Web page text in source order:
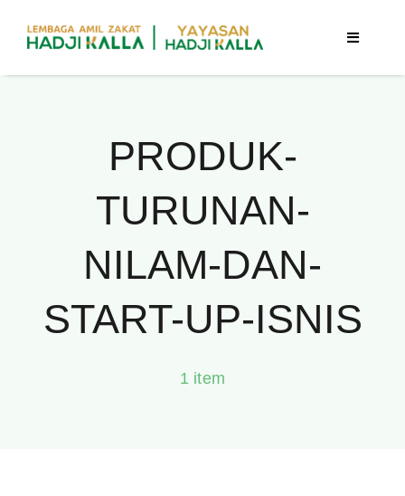
content
Toggle
Tentang Kami
PRODUK-
TURUNAN-
NILAM-DAN-
START-UP-ISNIS
1 item